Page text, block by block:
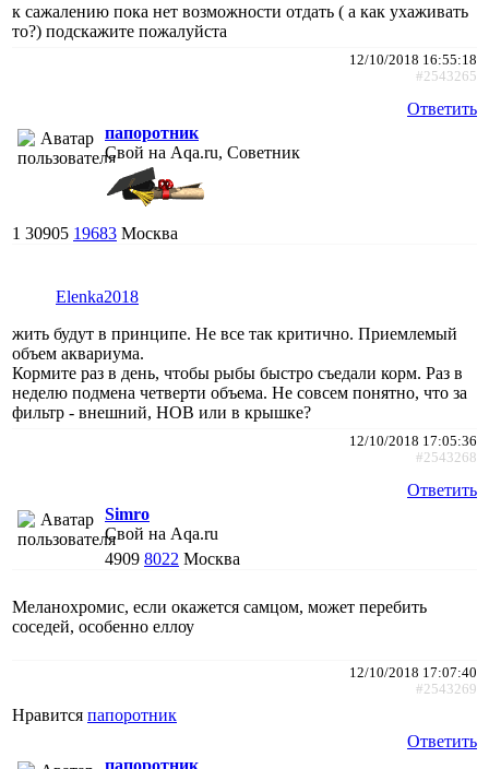
к сажалению пока нет возможности отдать ( а как ухаживать
то?) подскажите пожалуйста
12/10/2018 16:55:18
#2543265
Ответить
папоротник
Свой на Aqa.ru, Советник
1 30905 19683 Москва
Elenka2018
жить будут в принципе. Не все так критично. Приемлемый
объем аквариума.
Кормите раз в день, чтобы рыбы быстро съедали корм. Раз в
неделю подмена четверти объема. Не совсем понятно, что за
фильтр - внешний, HOB или в крышке?
12/10/2018 17:05:36
#2543268
Ответить
Simro
Свой на Aqa.ru
4909 8022 Москва
Меланохромис, если окажется самцом, может перебить
соседей, особенно еллоу
12/10/2018 17:07:40
#2543269
Нравится папоротник
Ответить
папоротник